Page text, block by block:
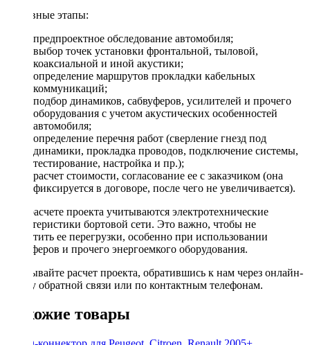
Основные этапы:
предпроектное обследование автомобиля;
выбор точек установки фронтальной, тыловой,
коаксиальной и иной акустики;
определение маршрутов прокладки кабельных
коммуникаций;
подбор динамиков, сабвуферов, усилителей и прочего
оборудования с учетом акустических особенностей
автомобиля;
определение перечня работ (сверление гнезд под
динамики, прокладка проводов, подключение системы,
тестирование, настройка и пр.);
расчет стоимости, согласование ее с заказчиком (она
фиксируется в договоре, после чего не увеличивается).
При расчете проекта учитываются электротехнические
характеристики бортовой сети. Это важно, чтобы не
допустить ее перегрузки, особенно при использовании
сабвуферов и прочего энергоемкого оборудования.
Заказывайте расчет проекта, обратившись к нам через онлайн-
форму обратной связи или по контактным телефонам.
Похожие товары